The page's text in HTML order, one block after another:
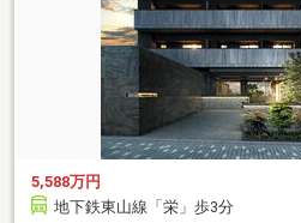
5,588万円
地下鉄東山線「栄」歩3分